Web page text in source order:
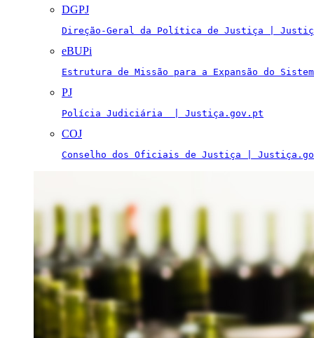
DGPJ
Direção-Geral da Política de Justiça |
eBUPi
Estrutura de Missão para a Expansão do
PJ
Polícia Judiciária  | Justiça.gov.pt
COJ
Conselho dos Oficiais de Justiça |